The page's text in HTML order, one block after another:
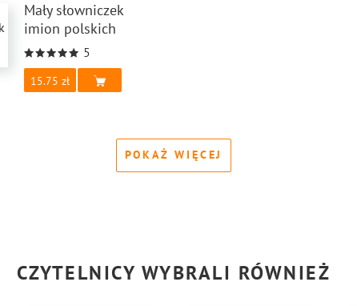
Mały słowniczek
imion polskich
5
15.75
POKAŻ WIĘCEJ
CZYTELNICY WYBRALI RÓWNIEŻ